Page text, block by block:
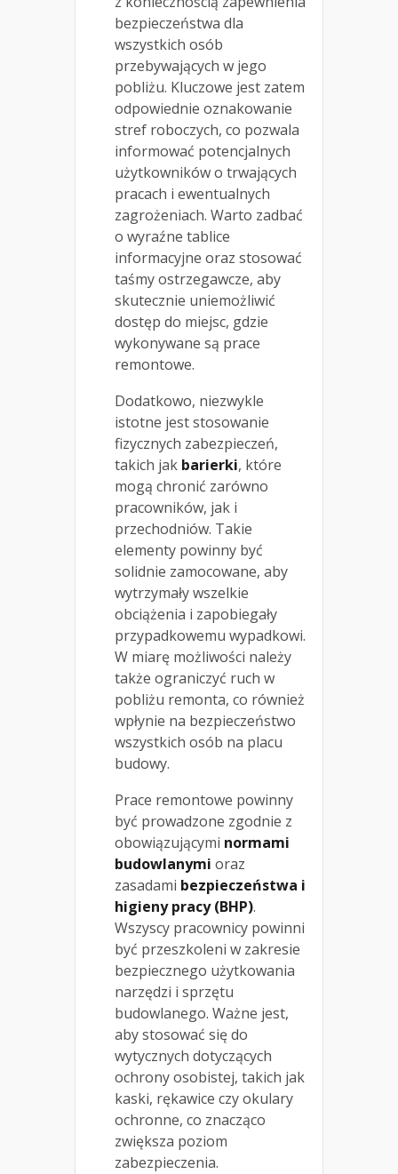
bezpieczeństwa dla
wszystkich osób
przebywających w jego
pobliżu. Kluczowe jest zatem
odpowiednie oznakowanie
stref roboczych, co pozwala
informować potencjalnych
użytkowników o trwających
pracach i ewentualnych
zagrożeniach. Warto zadbać
o wyraźne tablice
informacyjne oraz stosować
taśmy ostrzegawcze, aby
skutecznie uniemożliwić
dostęp do miejsc, gdzie
wykonywane są prace
remontowe.
Dodatkowo, niezwykle
istotne jest stosowanie
fizycznych zabezpieczeń,
takich jak barierki, które
mogą chronić zarówno
pracowników, jak i
przechodniów. Takie
elementy powinny być
solidnie zamocowane, aby
wytrzymały wszelkie
obciążenia i zapobiegały
przypadkowemu wypadkowi.
W miarę możliwości należy
także ograniczyć ruch w
pobliżu remonta, co również
wpłynie na bezpieczeństwo
wszystkich osób na placu
budowy.
Prace remontowe powinny
być prowadzone zgodnie z
obowiązującymi normami
budowlanymi oraz
zasadami bezpieczeństwa i
higieny pracy (BHP).
Wszyscy pracownicy powinni
być przeszkoleni w zakresie
bezpiecznego użytkowania
narzędzi i sprzętu
budowlanego. Ważne jest,
aby stosować się do
wytycznych dotyczących
ochrony osobistej, takich jak
kaski, rękawice czy okulary
ochronne, co znacząco
zwiększa poziom
zabezpieczenia.